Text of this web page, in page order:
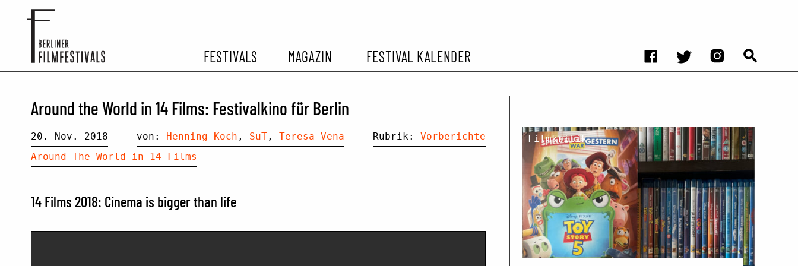
FESTIVALS
ARCHIV EHEMALIGER FILMFESTIVALS
MAGAZIN
FESTIVALBERICHTE
FESTIVAL KALENDER
Around the World in 14 Films: Festivalkino für Berlin
20. Nov. 2018 von: Henning Koch , SuT , Teresa Vena Rubrik: Vorberichte
Around The World in 14 Films
14 Films 2018: Cinema is bigger than life
Filmkritik